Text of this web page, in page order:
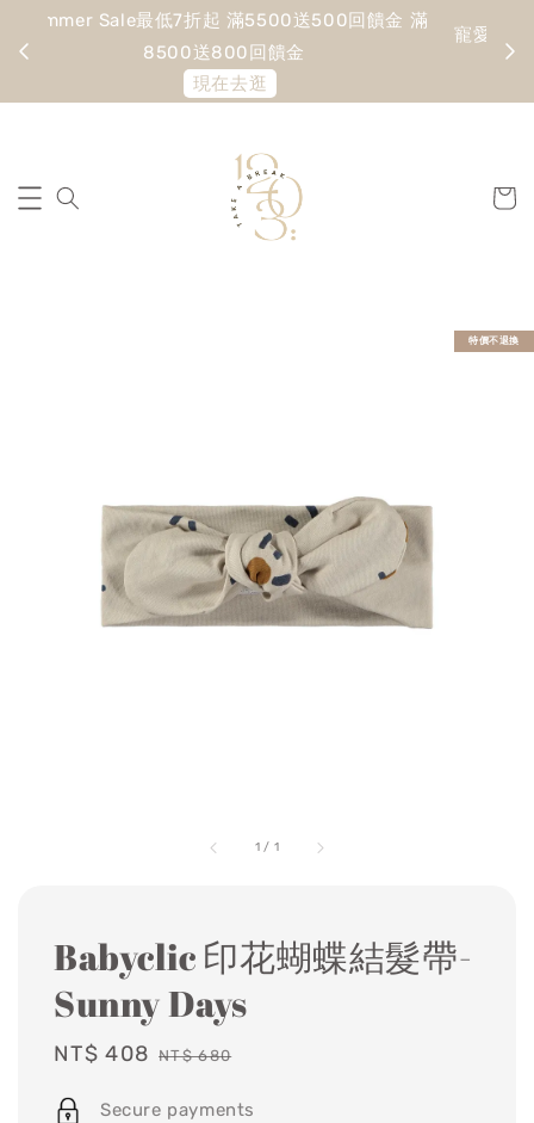
Summer Sale最低7折起 滿5500送500回饋金 滿
8500送800回饋金
現在去逛
1 / 1
特價不退換
Babyclic 印花蝴蝶結髮帶-
Sunny Days
Sale
NT$ 408 Regular
NT$ 680
Secure payments